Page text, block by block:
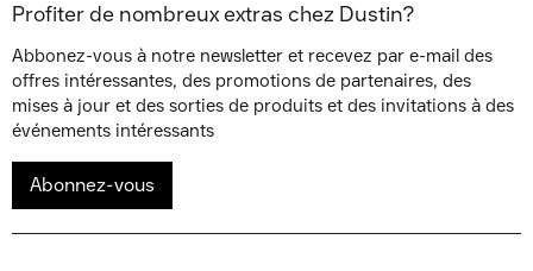
Profiter de nombreux extras chez Dustin?
Abbonez-vous à notre newsletter et recevez par e-mail des
offres intéressantes, des promotions de partenaires, des
mises à jour et des sorties de produits et des invitations à des
événements intéressants
Abonnez-vous